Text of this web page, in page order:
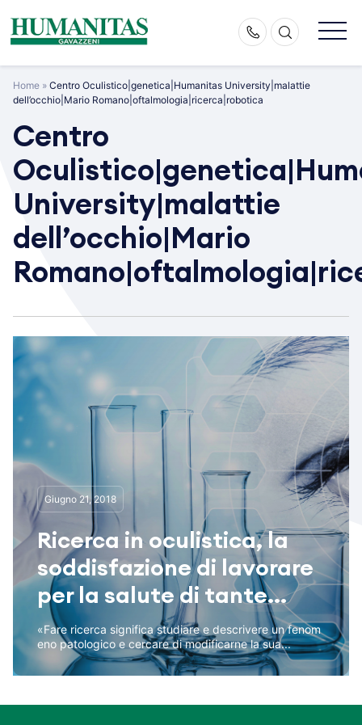
content
Home » Centro Oculistico|genetica|Humanitas University|malattie
dell’occhio|Mario Romano|oftalmologia|ricerca|robotica
Centro
University|malattie
dell’occhio|Mario
Giugno 21, 2018
Ricerca in oculistica, la
soddisfazione di lavorare
per la salute di tante...
«Fare ricerca significa studiare e descrivere un fenom
eno patologico e cercare di modificarne la sua...